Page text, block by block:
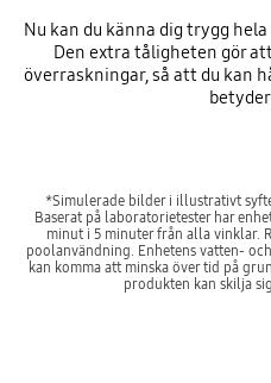
Nu kan du känna dig trygg
Den extra tåligheten gör
överraskningar, så att du kan
*Simulerade bilder i illustrativt
Baserat på laboratorietester har
minut i 5 minuter från alla vinklar.
poolanvändning. Enhetens vatten-
kan komma att minska över tid på
produkten kan skilja